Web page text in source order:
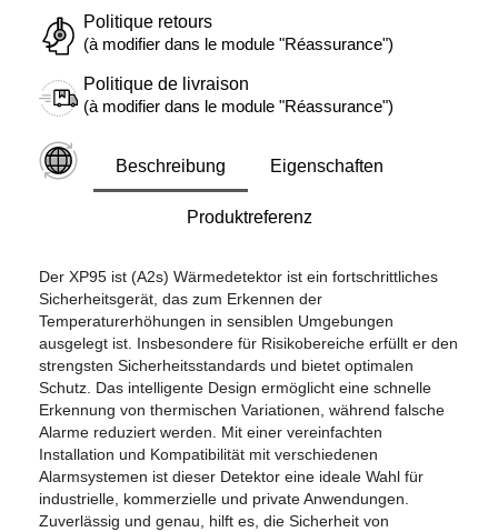
Politique retours
(à modifier dans le module "Réassurance")
Politique de livraison
(à modifier dans le module "Réassurance")
Beschreibung Eigenschaften
Produktreferenz
Der XP95 ist (A2s) Wärmedetektor ist ein fortschrittliches
Sicherheitsgerät, das zum Erkennen der
Temperaturerhöhungen in sensiblen Umgebungen
ausgelegt ist. Insbesondere für Risikobereiche erfüllt er den
strengsten Sicherheitsstandards und bietet optimalen
Schutz. Das intelligente Design ermöglicht eine schnelle
Erkennung von thermischen Variationen, während falsche
Alarme reduziert werden. Mit einer vereinfachten
Installation und Kompatibilität mit verschiedenen
Alarmsystemen ist dieser Detektor eine ideale Wahl für
industrielle, kommerzielle und private Anwendungen.
Zuverlässig und genau, hilft es, die Sicherheit von